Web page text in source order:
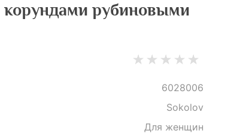
рубиновыми
6028006
Sokolov
Для женщин